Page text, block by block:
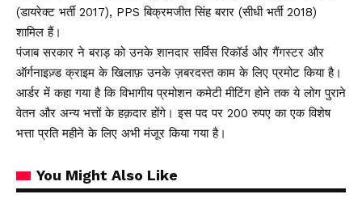
(डायरेक्ट भर्ती 2017), PPS बिक्रमजीत सिंह बरार (सीधी भर्ती 2018)
शामिल हैं।
पंजाब सरकार ने बराड़ को उनके शानदार सर्विस रिकॉर्ड और गैंगस्टर और
ऑर्गनाइज़्ड क्राइम के खिलाफ़ उनके ज़बरदस्त काम के लिए प्रमोट किया है।
आर्डर में कहा गया है कि विभागीय प्रमोशन कमेटी मीटिंग होने तक ये लोग पुराने
वेतन और अन्य भत्तों के हक़दार होंगे। इस पद पर 200 रुपए का एक विशेष
भत्ता प्रति महीने के लिए अभी मंजूर किया गया है।
You Might Also Like